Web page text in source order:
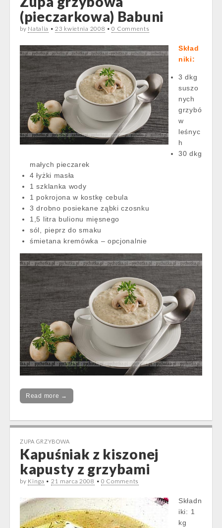
(pieczarkowa) Babuni
by Natalia •23 kwietnia 2008 •0 Comments
Skład
niki:
3 dkg
suszo
nych
grzybó
w
leśnyc
h
30 dkg
małych pieczarek
4 łyżki masła
1 szklanka wody
1 pokrojona w kostkę cebula
3 drobno posiekane ząbki czosnku
1,5 litra bulionu mięsnego
sól, pieprz do smaku
śmietana kremówka – opcjonalnie
Read more →
ZUPA GRZYBOWA
Kapuśniak z kiszonej
kapusty z grzybami
by Kinga • 21 marca 2008 • 0 Comments
Składn
iki: 1
kg